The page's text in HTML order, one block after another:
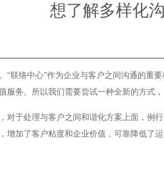
想了解多样化
“联络中心”作为企业与客户之间沟通的重
服务。所以我们需要尝试一种全新的方式
对于处理与客户之间和谐化方案上面，例
增加了客户粘度和企业价值，可靠降低了